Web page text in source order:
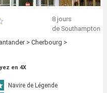
8 jours
de Southampton
> Cherbourg >
en 4X
Navire de Légende